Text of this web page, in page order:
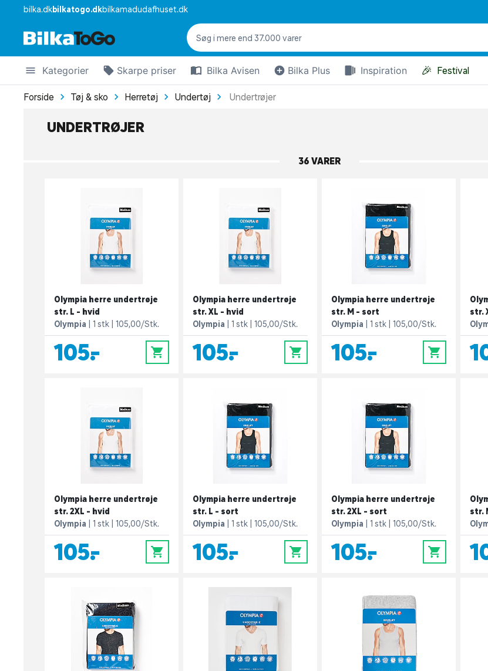
bilka.dkbilkatogo.dkbilkamadudafhuset.dk
Kategorier Skarpe priser Bilka Avisen Bilka Plus Inspiration 🎉 Festival
Forside Tøj & sko Herretøj Undertøj Undertrøjer
UNDERTRØJER
36 VARER
Olympia herre undertrøje
str. L - hvid
Olympia
1 stk 105,00/Stk.
105,- 0
Olympia herre undertrøje
str. XL - hvid
Olympia
1 stk 105,00/Stk.
105,- 0
Olympia herre undertrøje
str. M - sort
Olympia
1 stk 105,00/Stk.
105,- 0
str.
Olympia herre undertrøje
str. 2XL - hvid
Olympia
1 stk 105,00/Stk.
105,- 0
Olympia herre undertrøje
str. L - sort
Olympia
1 stk 105,00/Stk.
105,- 0
Olympia herre undertrøje
str. 2XL - sort
Olympia
1 stk 105,00/Stk.
105,- 0
str.